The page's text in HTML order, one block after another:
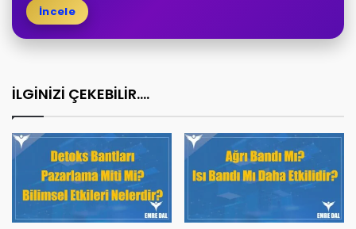
İncele
İLGİNİZİ ÇEKEBİLİR....